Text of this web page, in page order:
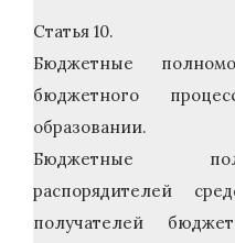
Статья 10.
Бюджетные
бюджетного
образовании.
Бюджетные
распорядителей
получателей